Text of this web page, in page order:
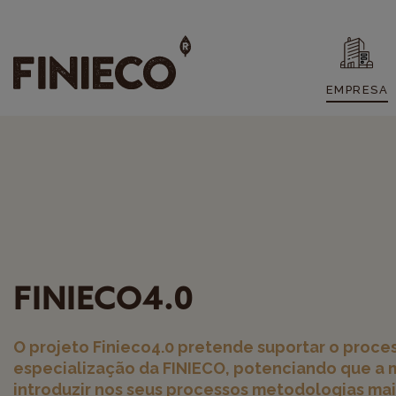
EMPRESA
FINIECO4.0
O projeto Finieco4.0 pretende suportar o
especialização da FINIECO, potenciando que a
introduzir nos seus processos metodologias